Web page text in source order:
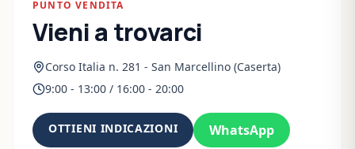
PUNTO VENDITA
Vieni a trovarci
Corso Italia n. 281 - San Marcellino (Caserta)
9:00 - 13:00 / 16:00 - 20:00
OTTIENI INDICAZIONI WhatsApp